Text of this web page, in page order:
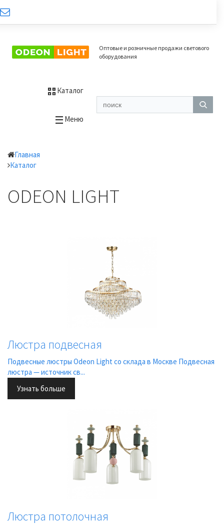
Оптовые и розничные продажи светового
оборудования
Каталог
Меню
Главная
Каталог
ODEON LIGHT
Люстра подвесная
Подвесные люстры Odeon Light со склада в Москве Подвесная
люстра — источник св...
Узнать больше
Люстра потолочная